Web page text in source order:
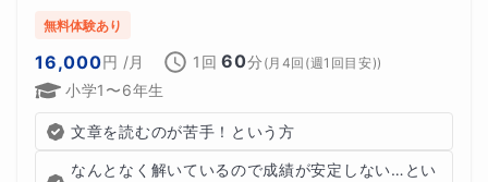
無料体験あり
16,000円 /月 1回 60分 (月4回(週1回目安))
小学1〜6年生
文章を読むのが苦手！という方
なんとなく解いているので成績が安定しない…とい